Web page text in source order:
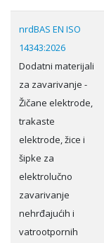
nrdBAS EN ISO
14343:2026
Dodatni materijali
za zavarivanje -
Žičane elektrode,
trakaste
elektrode, žice i
šipke za
elektrolučno
zavarivanje
nehrđajućih i
vatrootpornih